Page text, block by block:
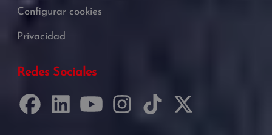
Configurar cookies
Privacidad
Redes Sociales